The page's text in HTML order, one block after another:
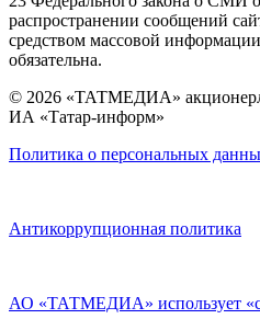
распространении сообщений
средством массовой
обязательна.
© 2026 «ТАТМЕДИА»
ИА «Татар-информ»
Политика о персональных
Антикоррупционная политика
АО «ТАТМЕДИА» использует